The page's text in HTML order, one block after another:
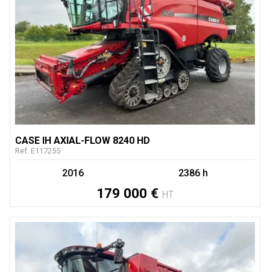
CASE IH AXIAL-FLOW 8240 HD
Ref. E117255
2016 2386 h
179 000 € HT